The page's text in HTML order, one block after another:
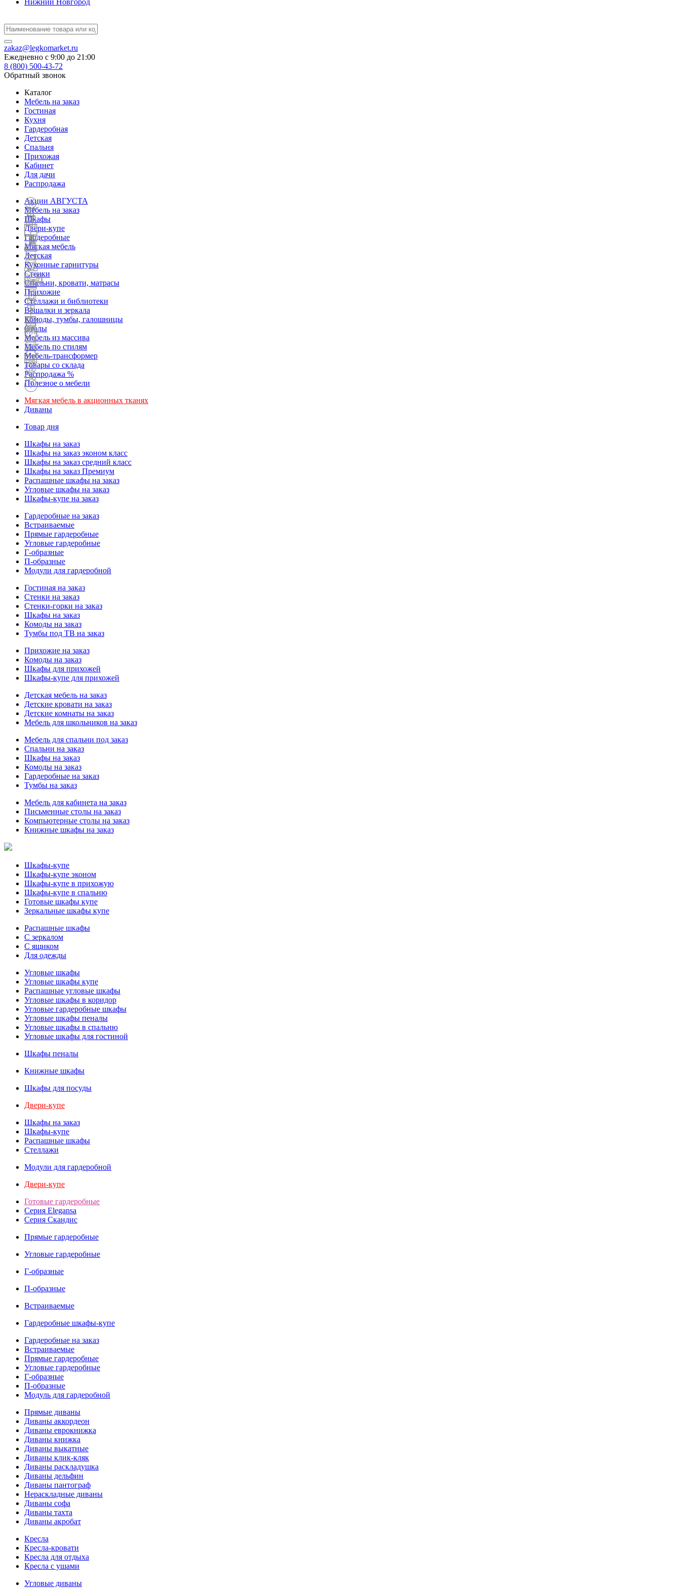
Нижний Новгород
zakaz@legkomarket.ru
Ежедневно c 9:00 до 21:00
8 (800) 500-43-72
Обратный звонок
Каталог
Мебель на заказ
Гостиная
Кухня
Гардеробная
Детская
Спальня
Прихожая
Кабинет
Для дачи
Распродажа
Акции АВГУСТА
Мебель на заказ
Шкафы
Двери-купе
Гардеробные
Мягкая мебель
Детская
Кухонные гарнитуры
Стенки
Спальни, кровати, матрасы
Прихожие
Стеллажи и библиотеки
Вешалки и зеркала
Комоды, тумбы, галошницы
Столы
Мебель из массива
Мебель по стилям
Мебель-трансформер
Товары со склада
Распродажа %
Полезное о мебели
Мягкая мебель в акционных тканях
Диваны
Товар дня
Шкафы на заказ
Шкафы на заказ эконом класс
Шкафы на заказ средний класс
Шкафы на заказ Премиум
Распашные шкафы на заказ
Угловые шкафы на заказ
Шкафы-купе на заказ
Гардеробные на заказ
Встраиваемые
Прямые гардеробные
Угловые гардеробные
Г-образные
П-образные
Модули для гардеробной
Гостиная на заказ
Стенки на заказ
Стенки-горки на заказ
Шкафы на заказ
Комоды на заказ
Тумбы под ТВ на заказ
Прихожие на заказ
Комоды на заказ
Шкафы для прихожей
Шкафы-купе для прихожей
Детская мебель на заказ
Детские кровати на заказ
Детские комнаты на заказ
Мебель для школьников на заказ
Мебель для спальни под заказ
Спальни на заказ
Шкафы на заказ
Комоды на заказ
Гардеробные на заказ
Тумбы на заказ
Мебель для кабинета на заказ
Письменные столы на заказ
Компьютерные столы на заказ
Книжные шкафы на заказ
Шкафы-купе
Шкафы-купе эконом
Шкафы-купе в прихожую
Шкафы-купе в спальню
Готовые шкафы купе
Зеркальные шкафы купе
Распашные шкафы
С зеркалом
С ящиком
Для одежды
Угловые шкафы
Угловые шкафы купе
Распашные угловые шкафы
Угловые шкафы в коридор
Угловые гардеробные шкафы
Угловые шкафы пеналы
Угловые шкафы в спальню
Угловые шкафы для гостиной
Шкафы пеналы
Книжные шкафы
Шкафы для посуды
Двери-купе
Шкафы на заказ
Шкафы-купе
Распашные шкафы
Стеллажи
Модули для гардеробной
Двери-купе
Готовые гардеробные
Серия Elegansa
Серия Скандис
Прямые гардеробные
Угловые гардеробные
Г-образные
П-образные
Встраиваемые
Гардеробные шкафы-купе
Гардеробные на заказ
Встраиваемые
Прямые гардеробные
Угловые гардеробные
Г-образные
П-образные
Модуль для гардеробной
Прямые диваны
Диваны аккордеон
Диваны еврокнижка
Диваны книжка
Диваны выкатные
Диваны клик-кляк
Диваны раскладушка
Диваны дельфин
Диваны пантограф
Нераскладные диваны
Диваны софа
Диваны тахта
Диваны акробат
Кресла
Кресла-кровати
Кресла для отдыха
Кресла с ушами
Угловые диваны